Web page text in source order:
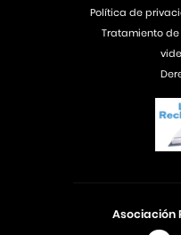
Asociación
Política de
Tratamiento